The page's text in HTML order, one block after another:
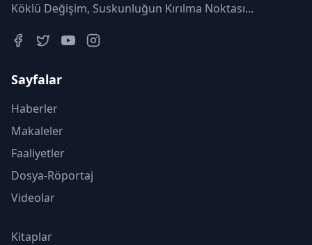
Köklü Değişim, Suskunluğun Kırılma Noktası...
Sayfalar
Haberler
Makaleler
Faaliyetler
Dosya-Röportaj
Videolar
Kitaplar